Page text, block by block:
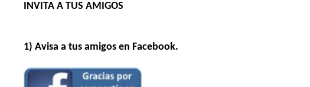
INVITA A TUS AMIGOS
1) Avisa a tus amigos en Facebook.